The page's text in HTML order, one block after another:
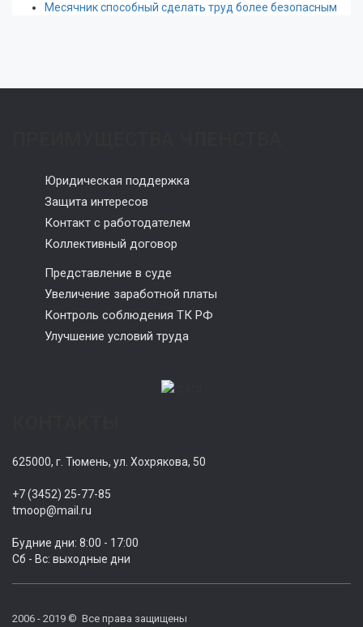
Месячник способный сделать труд более безопасным
Юридическая поддержка
Защита интересов
Контакт с работодателем
Коллективный договор
Представление в суде
Увеличение заработной платы
Контроль соблюдения ТК РФ
Улучшение условий труда
625000, г. Тюмень, ул. Хохрякова, 50
+7 (3452) 25-77-85
tmoop@mail.ru
Будние дни: 8:00 - 17:00
Сб - Вс: выходные дни
2006 - 2019 © Все права защищены